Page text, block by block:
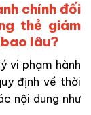
chính đối
thẻ giám
lâu?
vi phạm hành
định về thời
nội dung như